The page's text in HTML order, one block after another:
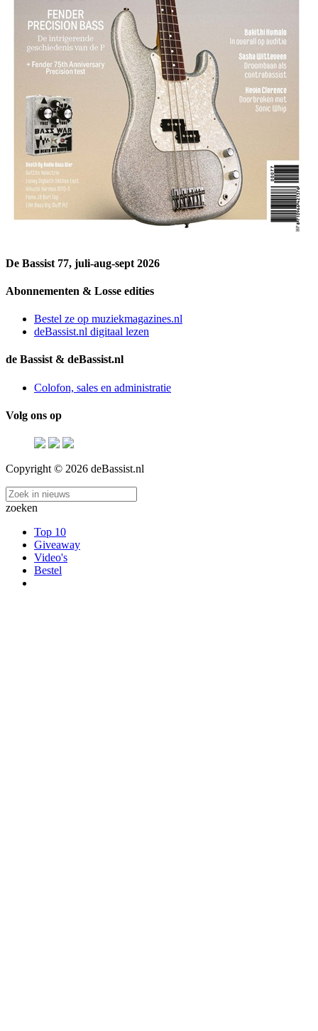
De Bassist 77, juli-aug-sept 2026
Abonnementen & Losse edities
Bestel ze op muziekmagazines.nl
deBassist.nl digitaal lezen
de Bassist & deBassist.nl
Colofon, sales en administratie
Volg ons op
Copyright © 2026 deBassist.nl
zoeken
Top 10
Giveaway
Video's
Bestel